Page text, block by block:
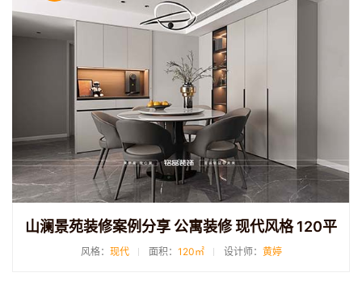
山澜景苑装修案例分享 公寓装修 现代风格 120平
风格： 现代 面积： 120㎡ 设计师： 黄婷